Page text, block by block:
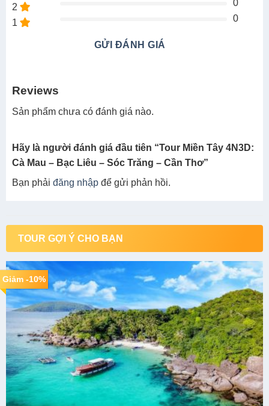
2
0
1
0
GỬI ĐÁNH GIÁ
Reviews
Sản phẩm chưa có đánh giá nào.
Hãy là người đánh giá đầu tiên “Tour Miền Tây 4N3D:
Cà Mau – Bạc Liêu – Sóc Trăng – Cần Thơ”
Bạn phải đăng nhập để gửi phản hồi.
TOUR GỢI Ý CHO BẠN
Giảm -10%